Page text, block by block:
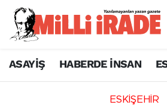
ASAYİŞ HABERDE İNSAN
ESKİŞEHİR